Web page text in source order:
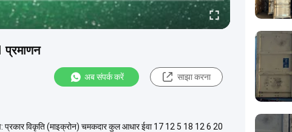
अब संपर्क करें साझा करना
विकृति (माइक्रोन) चमकदार कुल आधार ईवा 17 12 5 18 12 6 20